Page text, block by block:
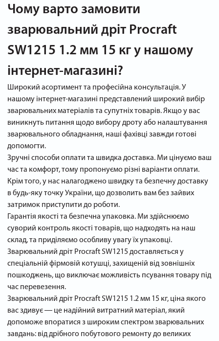
Чому варто замовити
зварювальний дріт Procraft
SW1215 1.2 мм 15 кг у нашому
інтернет-магазині?
Широкий асортимент та професійна консультація. У
нашому інтернет-магазині представлений широкий вибір
зварювальних матеріалів та супутніх товарів. Якщо у вас
виникнуть питання щодо вибору дроту або налаштування
зварювального обладнання, наші фахівці завжди готові
допомогти.
Зручні способи оплати та швидка доставка. Ми цінуємо ваш
час та комфорт, тому пропонуємо різні варіанти оплати.
Крім того, у нас налагоджено швидку та безпечну доставку
в будь-яку точку України, що дозволить вам без зайвих
затримок приступити до роботи.
Гарантія якості та безпечна упаковка. Ми здійснюємо
суворий контроль якості товарів, що надходять на наш
склад, та приділяємо особливу увагу їх упаковці.
Зварювальний дріт Procraft SW1215 доставляється у
спеціальній фірмовій котушці, захищеній від зовнішніх
пошкоджень, що виключає можливість псування товару під
час перевезення.
Зварювальний дріт Procraft SW1215 1.2 мм 15 кг, ціна якого
вас здивує ― це надійний витратний матеріал, який
допоможе впоратися з широким спектром зварювальних
завдань: від дрібного побутового ремонту до великих